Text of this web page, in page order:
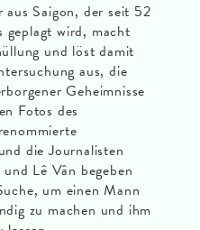
aus Saigon, der seit 52
geplagt wird, macht
und löst damit
aus, die
Geheimnisse
Fotos des
die Journalisten
Lê Vân begeben
um einen Mann
zu machen und ihm